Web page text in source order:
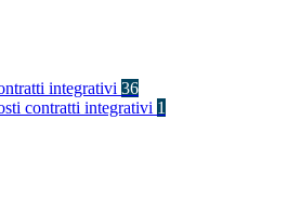
integrativi 36
contratti integrativi 1